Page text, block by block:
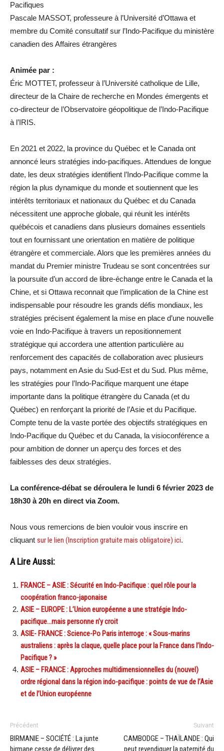
Pacifiques
Pascale MASSOT, professeure à l’Université d’Ottawa et
membre du Comité consultatif sur l’Indo-Pacifique du ministère
canadien des Affaires étrangères
Animée par :
Éric MOTTET, professeur à l’Université catholique de Lille,
directeur de la Chaire de recherche en Mondes émergents et
co-directeur de l’Observatoire géopolitique de l’Indo-Pacifique
à l’IRIS.
En 2021 et 2022, la province du Québec et le Canada ont
annoncé leurs stratégies indo-pacifiques. Attendues de longue
date, les deux stratégies identifient l’Indo-Pacifique comme la
région la plus dynamique du monde et soutiennent que les
intérêts territoriaux et nationaux du Québec et du Canada
nécessitent une approche globale, qui réunit les intérêts
québécois et canadiens dans plusieurs domaines essentiels
tout en fournissant une orientation en matière de politique
étrangère et commerciale. Alors que les premières années du
mandat du Premier ministre Trudeau se sont concentrées sur
la poursuite d’un accord de libre-échange entre le Canada et la
Chine, et si Ottawa reconnait que l’implication de la Chine est
indispensable pour résoudre les grands défis mondiaux, les
stratégies précisent également la mise en place d’une nouvelle
voie en Indo-Pacifique à travers un repositionnement
stratégique qui accordera une attention particulière au
renforcement des capacités de collaboration avec plusieurs
pays, notamment en Asie du Sud-Est et du Sud. Plus même,
les stratégies pour l’Indo-Pacifique marquent une étape
importante dans la politique étrangère du Canada (et du
Québec) en renforçant la priorité de l’Asie et du Pacifique.
Compte tenu de la vaste portée des objectifs stratégiques en
Indo-Pacifique du Québec et du Canada, la visioconférence a
pour ambition de donner un aperçu des forces et des
faiblesses des deux stratégies.
La conférence-débat se déroulera le lundi 6 février 2023 de
18h30 à 20h en direct via Zoom.
Nous vous remercions de bien vouloir vous inscrire en
cliquant sur le lien (Inscription gratuite mais obligatoire) ici.
A Lire Aussi:
FRANCE – ASIE : Sécurité en Indo-Pacifique : quel rôle pour la
coopération franco-japonaise
ASIE – EUROPE : L’Union européenne a une stratégie Indo-
pacifique…mais personne n’y croit
ASIE- FRANCE : Science-Po Paris interroge : « Sous-marins
australiens : après la claque, quelle place pour la France dans l’Indo-
Pacifique ? »
ASIE – FRANCE : Approches multidimensionnelles du (nouvel)
ordre régional dans la région indo-pacifique : points de vue de l’Asie
et de l’Union européenne
Précédent
BIRMANIE – SOCIÉTÉ : La junte
birmane cesse de délivrer des
Suivant
CAMBODGE – THAÏLANDE : Qui
peut revendiquer la paternité du